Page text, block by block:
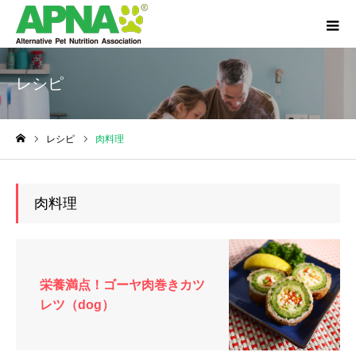
レシピ
レシピ 肉料理
肉料理
栄養満点！ゴーヤ肉巻きカツ
レツ（dog）